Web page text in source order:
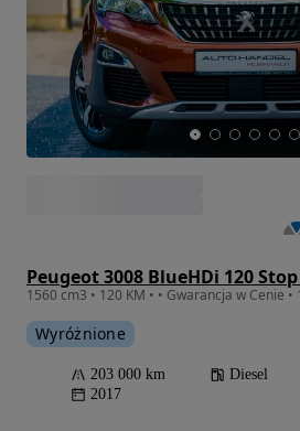
Peugeot 3008 BlueHDi 120
Wyróżnione
203 000 km Diesel
2017